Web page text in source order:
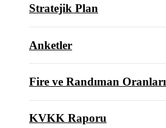
Stratejik Plan
Anketler
Fire ve Randıman Oranları
KVKK Raporu